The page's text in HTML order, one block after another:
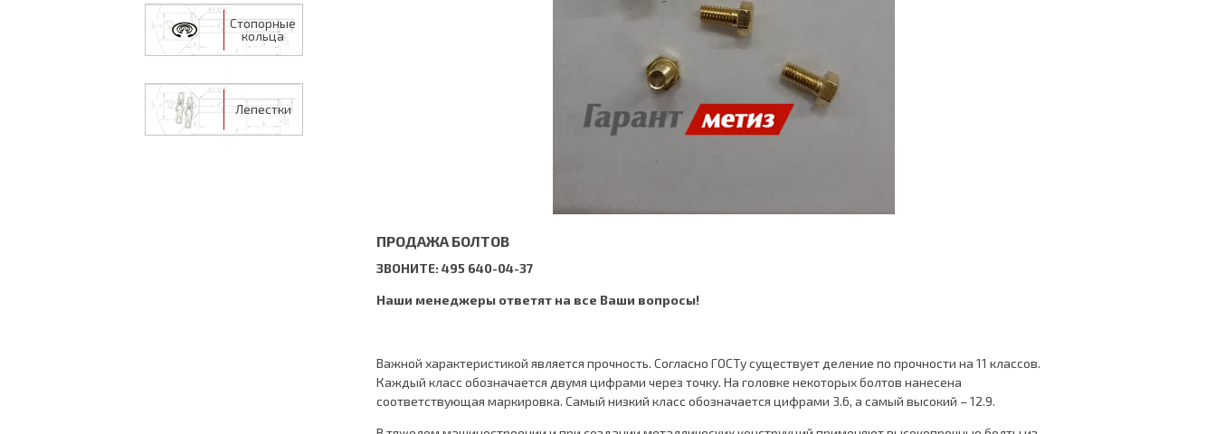
Стопорные
кольца
Лепестки
ПРОДАЖА БОЛТОВ
ЗВОНИТЕ: 495 640-04-37
Наши менеджеры ответят на все Ваши вопросы!
Важной характеристикой является прочность. Согласно ГОСТу существует деление по прочности на 11 классов.
Каждый класс обозначается двумя цифрами через точку. На головке некоторых болтов нанесена
соответствующая маркировка. Самый низкий класс обозначается цифрами 3.6, а самый высокий – 12.9.